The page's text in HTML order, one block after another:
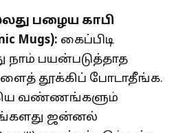
பழைய காபி
Mugs): கைப்பிடி
பயன்படுத்தாத
தூக்கிப் போடாதீங்க.
வண்ணங்களும்
ஜன்னல்